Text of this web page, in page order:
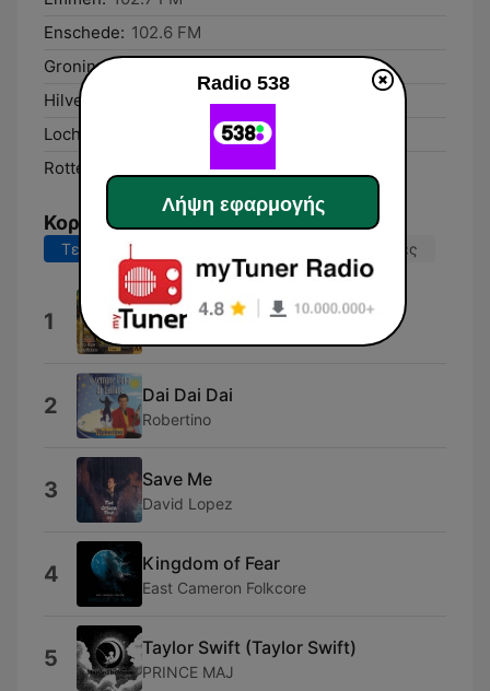
Enschede: 102.6 FM
Groningen:
Hilversum:
Lochem:
Rotterdam:
Κορυφαία τραγούδια
Τελευταίες 7 ημέρες Τελευταίες 30 ημέρες
1 Bam Bam
Bam Bam
2 Dai Dai Dai
Robertino
3 Save Me
David Lopez
4 Kingdom of Fear
East Cameron Folkcore
5 Taylor Swift (Taylor Swift)
PRINCE MAJ
Radio 538
Λήψη εφαρμογής